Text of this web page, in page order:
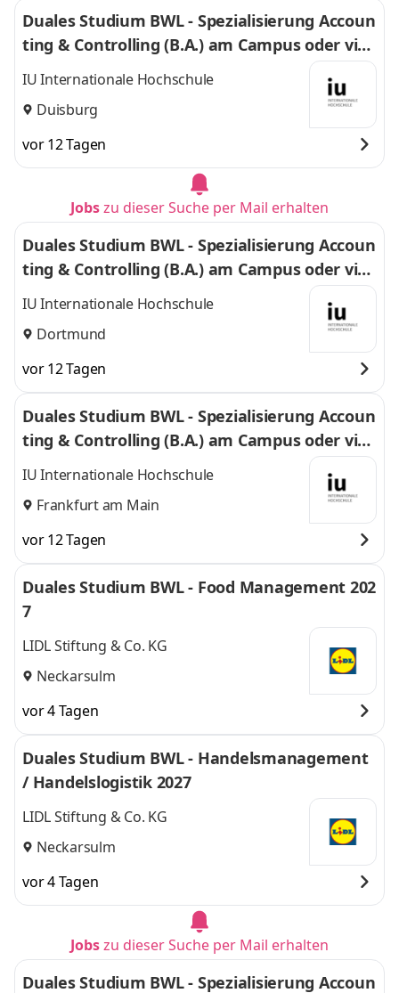
Duales Studium BWL - Spezialisierung Accoun
ting & Controlling (B.A.) am Campus oder virt
uell
IU Internationale Hochschule
Duisburg
vor 12 Tagen
Jobszu dieser Suche per Mail erhalten
Duales Studium BWL - Spezialisierung Accoun
ting & Controlling (B.A.) am Campus oder virt
uell
IU Internationale Hochschule
Dortmund
vor 12 Tagen
Duales Studium BWL - Spezialisierung Accoun
ting & Controlling (B.A.) am Campus oder virt
uell
IU Internationale Hochschule
Frankfurt am Main
vor 12 Tagen
Duales Studium BWL - Food Management 202
7
LIDL Stiftung & Co. KG
Neckarsulm
vor 4 Tagen
Duales Studium BWL - Handelsmanagement
/ Handelslogistik 2027
LIDL Stiftung & Co. KG
Neckarsulm
vor 4 Tagen
Jobszu dieser Suche per Mail erhalten
Duales Studium BWL - Spezialisierung Accoun